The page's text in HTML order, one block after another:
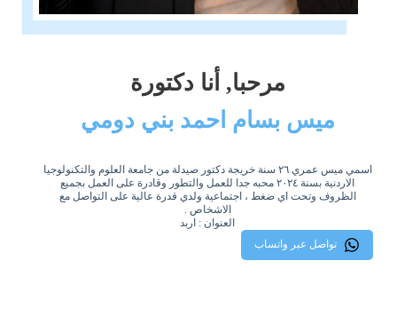
مرحبا, أنا دكتورة
ميس بسام احمد بني دومي
اسمي ميس عمري ٢٦ سنة خريجة دكتور صيدلة من جامعة العلوم والتكنولوجيا
الاردنية بسنة ٢٠٢٤ محبه جدا للعمل والتطور وقادرة على العمل بجميع
الظروف وتحت اي ضغط ، اجتماعية ولدي قدرة عالية على التواصل مع
الاشخاص .
العنوان : اربد
تواصل عبر واتساب